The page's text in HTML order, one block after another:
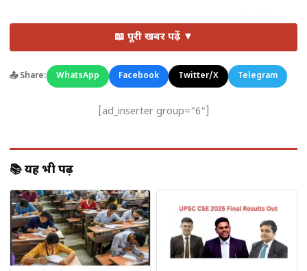
RRB ALP City Intimation Slipमें क्या जानकारी होगी?
उम्मीदवार का नाम
रोल नंबर / एप्लीकेशन नंबर
परीक्षा के लिए आवश्यक निर्देश
किसी भी गलती की स्थिति में तुरंत संबंधित RRB क्षेत्र कार्यालय से
संपर्क करें।
📖 पूरी खबर पढ़ें ▼
📤 Share: WhatsApp Facebook Twitter/X Telegram
[ad_inserter group="6"]
📚 यह भी पढ़ें